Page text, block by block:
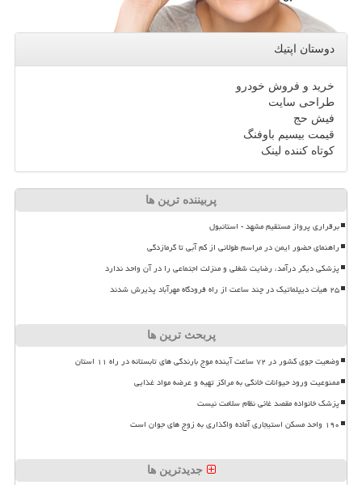
دوستان اپتیك
خرید و فروش خودرو
طراحی سایت
فیش حج
قیمت بیسیم باوفنگ
کوتاه کننده لینک
پربیننده ترین ها
برقراری پرواز مستقیم مشهد - استانبول
راهنمای حضور ایمن در مراسم طولانی از کم آبی تا گرمازدگی
پزشکی دیگر درآمد، رضایت شغلی و منزلت اجتماعی را در آن واحد ندارد
۲۵ هیأت دیپلماتیک در چند ساعت از راه فرودگاه مهرآباد پذیرش شدند
پربحث ترین ها
وضعیت جوی کشور در ۷۲ ساعت آینده موج بارندگی های تابستانه در راه ۱۱ استان
ممنوعیت ورود حیوانات خانگی به مراکز تهیه و عرضه مواد غذایی
پزشک خانواده مقصد غائی نظام سلامت نیست
۱۹۰ واحد مسکن استیجاری آماده واگذاری به زوج های جوان است
جدیدترین ها